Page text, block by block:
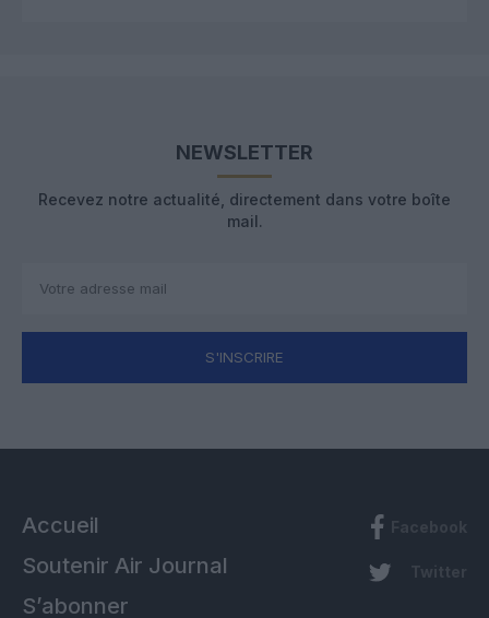
NEWSLETTER
Recevez notre actualité, directement dans votre boîte
mail.
S'INSCRIRE
Accueil
Soutenir Air Journal
S’abonner